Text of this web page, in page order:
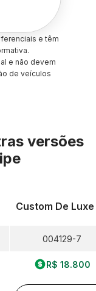
e têm
e não devem
de veículos
versões
Custom De Luxe
004129-7
R$ 18.800